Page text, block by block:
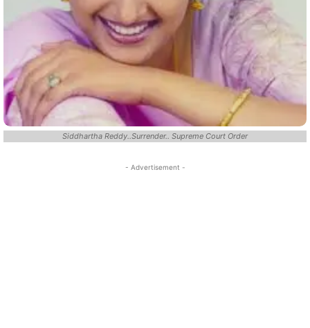
Siddhartha Reddy..Surrender.. Supreme Court Order
- Advertisement -